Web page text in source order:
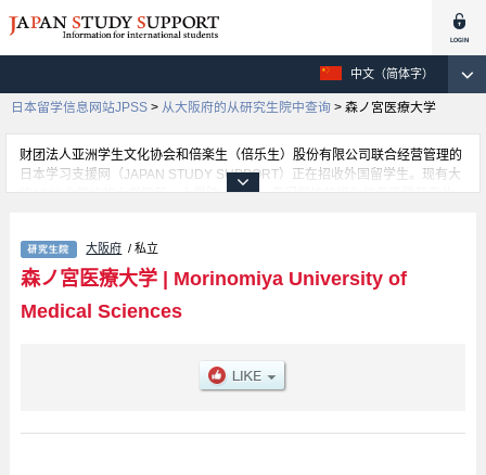
中文（简体字）
日本留学信息网站JPSS > 从大阪府的从研究生院中查询 > 森ノ宮医療大学
财团法人亚洲学生文化协会和倍楽生（倍乐生）股份有限公司联合经营管理的
日本学习支援网（JAPAN STUDY SUPPORT）正在招收外国留学生。现有大
约1300个学校的大学学部、大学院、短大、专门学校的招生信息正登载于此
收名额、合格人数等考试信息，以及设施介绍、联系方式等外国留学生必要的
信息都登载于此，请务必查阅和利用此网。
大阪府 / 私立
森ノ宮医療大学| Morinomiya University of
Medical Sciences